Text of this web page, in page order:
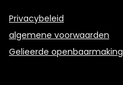
Privacybeleid
algemene voorwaarden
Gelieerde openbaarmaking